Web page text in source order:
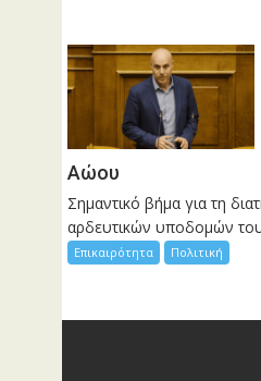
Αώου
Σημαντικό βήμα για τη
αρδευτικών υποδομών
Επικαιρότητα Πολιτική